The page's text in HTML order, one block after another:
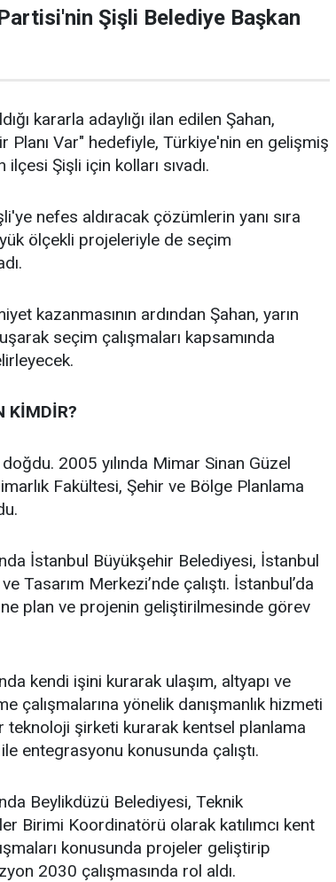
Şişli Belediye Başkan
kararla adaylığı ilan edilen Şahan,
Planı Var" hedefiyle, Türkiye'nin en gelişmiş
Şişli için kolları sıvadı.
nefes aldıracak çözümlerin yanı sıra
ölçekli projeleriyle de seçim
kazanmasının ardından Şahan, yarın
seçim çalışmaları kapsamında
KİMDİR?
doğdu. 2005 yılında Mimar Sinan Güzel
Fakültesi, Şehir ve Bölge Planlama
İstanbul Büyükşehir Belediyesi, İstanbul
Tasarım Merkezi’nde çalıştı. İstanbul’da
plan ve projenin geliştirilmesinde görev
kendi işini kurarak ulaşım, altyapı ve
çalışmalarına yönelik danışmanlık hizmeti
teknoloji şirketi kurarak kentsel planlama
entegrasyonu konusunda çalıştı.
Beylikdüzü Belediyesi, Teknik
Birimi Koordinatörü olarak katılımcı kent
konusunda projeler geliştirip
2030 çalışmasında rol aldı.